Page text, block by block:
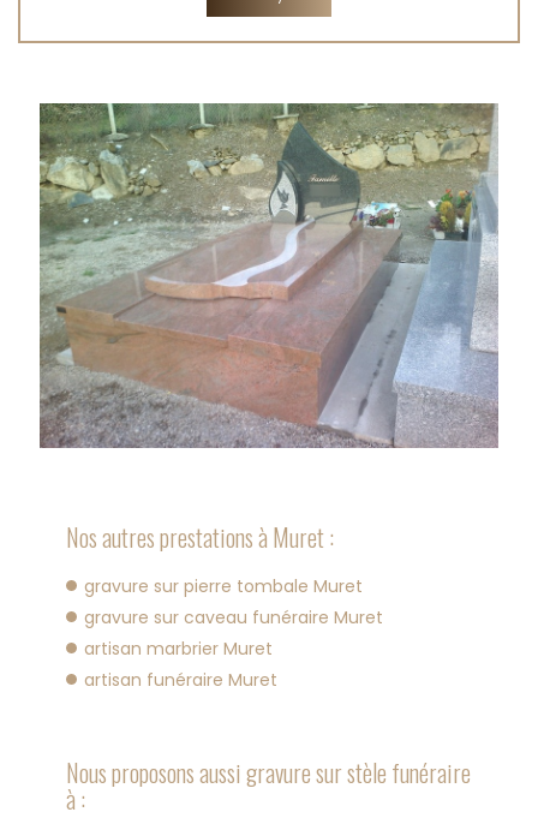
Nos autres prestations à Muret :
gravure sur pierre tombale Muret
gravure sur caveau funéraire Muret
artisan marbrier Muret
artisan funéraire Muret
Nous proposons aussi gravure sur stèle funéraire
à :